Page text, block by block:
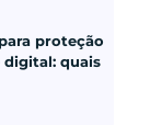
proteção
digital: quais